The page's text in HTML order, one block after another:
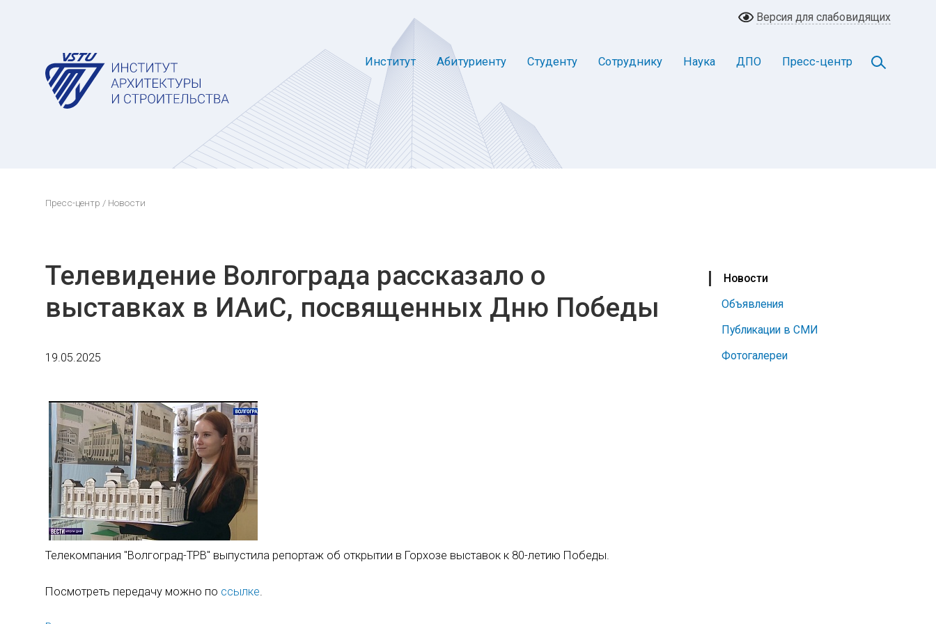
Версия для слабовидящих
Институт Абитуриенту Студенту Сотруднику Наука ДПО Пресс-центр
Пресс-центр / Новости
Новости
Объявления
Публикации в СМИ
Фотогалереи
Телевидение Волгограда рассказало о
выставках в ИАиС, посвященных Дню Победы
19.05.2025
Телекомпания "Волгоград-ТРВ" выпустила репортаж об открытии в Горхозе выставок к 80-летию Победы.
Посмотреть передачу можно по ссылке